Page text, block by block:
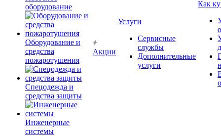
оборудование
Оборудование и
средства
пожаротушения
Спецодежда и
средства защиты
Инженерные
системы
Акции
Услуги
Сервисные
службы
Дополнительные
услуги
Как